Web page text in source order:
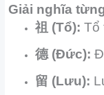
Giải nghĩa
祖 (Tổ): Tổ
德 (Đức):
留 (Lưu):